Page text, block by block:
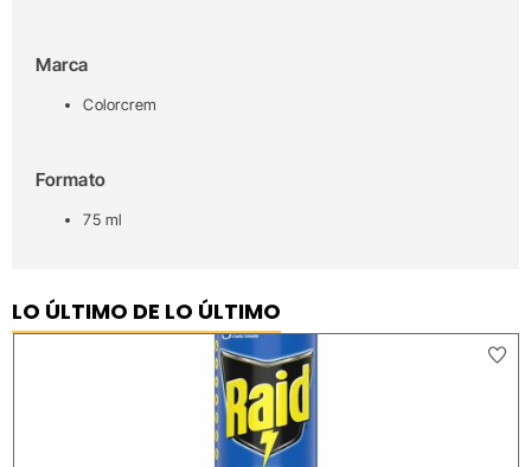
Marca
Colorcrem
Formato
75 ml
LO ÚLTIMO DE LO ÚLTIMO